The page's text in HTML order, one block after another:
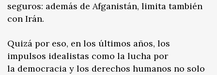
seguros: además de Afganistán, limita también
con Irán.
Quizá por eso, en los últimos años, los
impulsos idealistas como la lucha por
la democracia y los derechos humanos no solo